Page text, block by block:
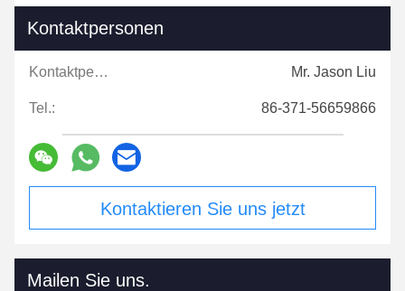
Kontaktpersonen
Kontaktpersonen: Mr. Jason Liu
Tel.: 86-371-56659866
Kontaktieren Sie uns jetzt
Mailen Sie uns.